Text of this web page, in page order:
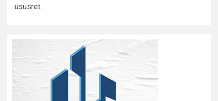
ususret...